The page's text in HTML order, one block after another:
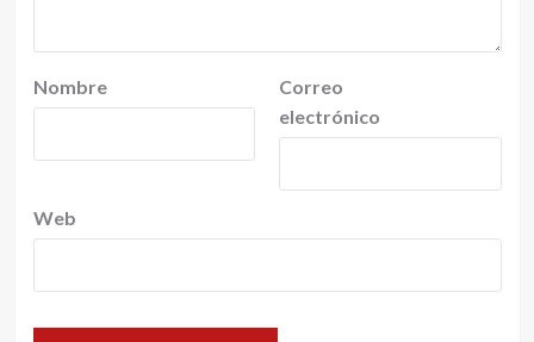
Nombre
Correo
electrónico
Web